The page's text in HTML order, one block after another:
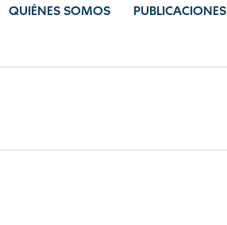
QUIÉNES SOMOS PUBLICACIONES